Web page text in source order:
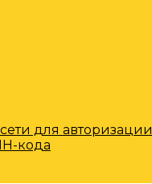
для авторизации
кода